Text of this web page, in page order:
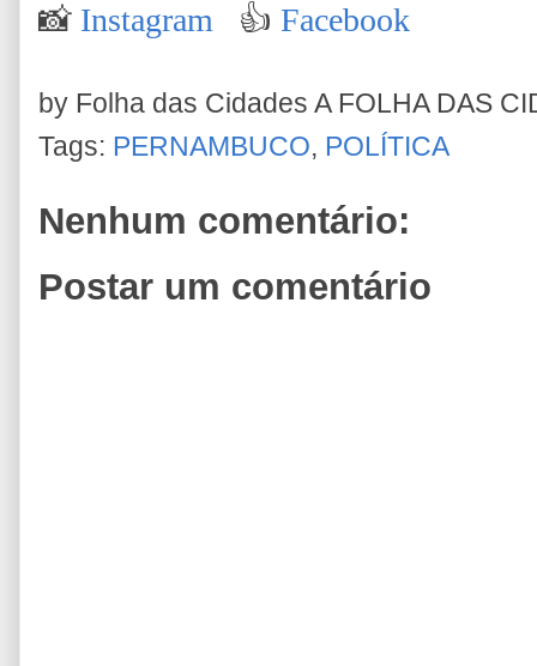
📸 Instagram 👍 Facebook
by Folha das Cidades A FOLHA DAS
Tags: PERNAMBUCO, POLÍTICA
Nenhum comentário:
Postar um comentário